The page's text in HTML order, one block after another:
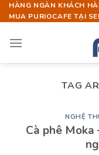
Skip
to
HÀNG NGÀN KHÁCH
MUA PURIOCAFE TẠI
TAG
NGHỆ
Cà phê Moka